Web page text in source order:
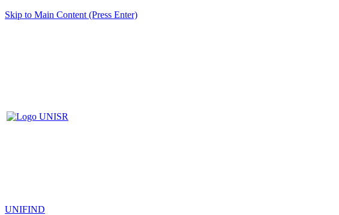
Skip to Main Content (Press Enter)
UNIFIND